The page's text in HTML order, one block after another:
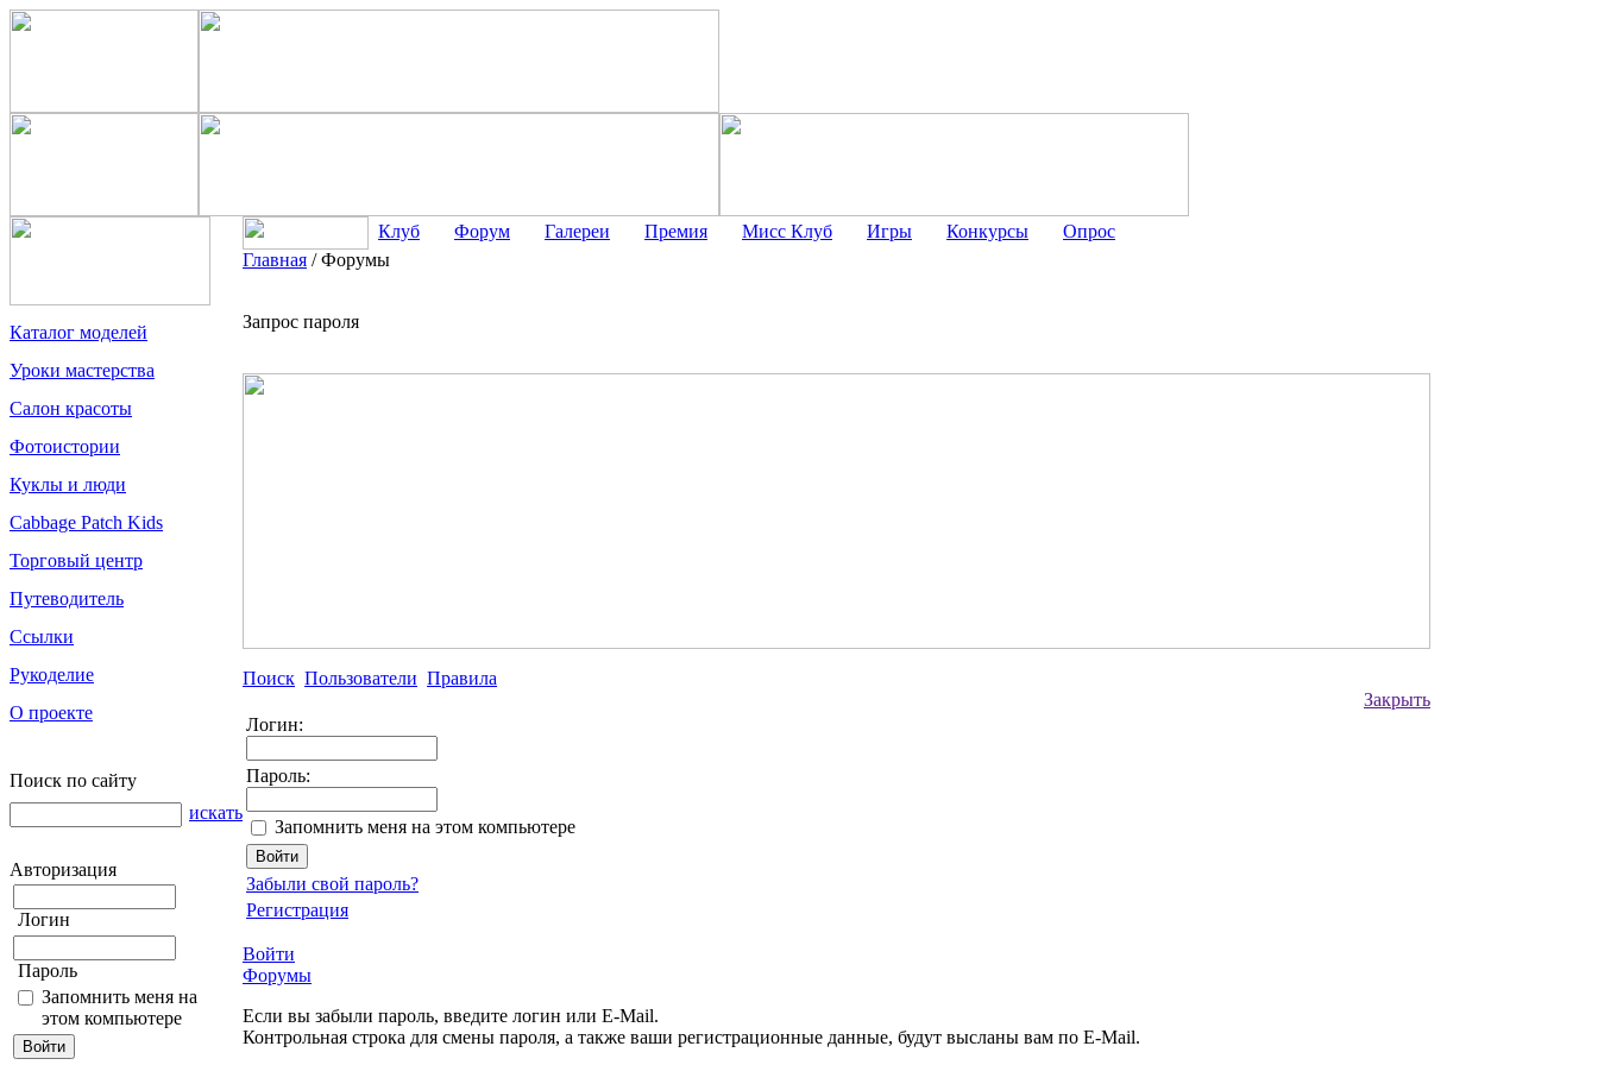
Каталог моделей
Уроки мастерства
Салон красоты
Фотоистории
Куклы и люди
Cabbage Patch Kids
Торговый центр
Путеводитель
Ссылки
Рукоделие
О проекте
Поиск по сайту
искать
Авторизация
Логин
Пароль
Запомнить меня на
этом компьютере
Клуб Форум Галереи Премия Мисс Клуб Игры Конкурсы
Опрос
Главная /Форумы
Запрос пароля
Поиск Пользователи Правила
Закрыть
Логин:
Пароль:
Запомнить меня на этом компьютере
Забыли свой пароль?
Регистрация
Войти
Форумы
Если вы забыли пароль, введите логин или E-Mail.
Контрольная строка для смены пароля, а также ваши регистрационные данные, будут высланы вам по E-Mail.